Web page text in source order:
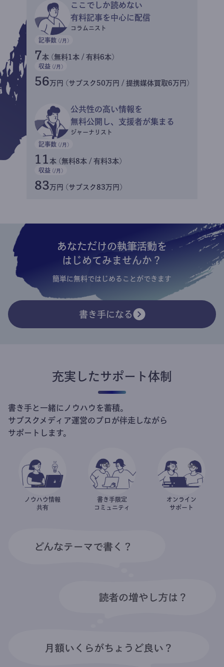
ここでしか読めない
有料記事を中心に配信
コラムニスト
記事数 (/月)
7本 (無料1本 / 有料6本)
収益 (/月)
56万円 (サブスク50万円 / 提携媒体買取6万円)
公共性の高い情報を
無料公開し、支援者が集まる
ジャーナリスト
記事数 (/月)
11 本 (無料8本 / 有料3本)
収益 (/月)
83万円 (サブスク83万円)
あなただけの執筆活動を
はじめてみませんか？
簡単に無料ではじめることができます
書き手になる
充実したサポート体制
書き手と一緒にノウハウを蓄積。
サブスクメディア運営のプロが伴走しながら
サポートします。
ノウハウ情報
共有
書き手限定
コミュニティ
オンライン
サポート